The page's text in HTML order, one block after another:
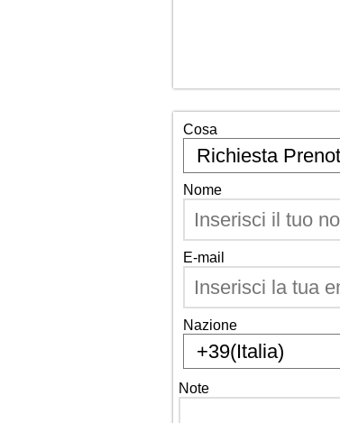
Cosa
Nome
E-mail
Nazione
Note